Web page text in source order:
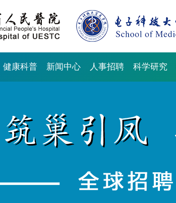
健康科普 新闻中心 人事招聘 科学研究